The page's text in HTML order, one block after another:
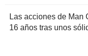
Las acciones de Man
16 años tras unos